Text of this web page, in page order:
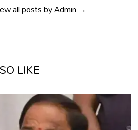
all posts by Admin →
LIKE